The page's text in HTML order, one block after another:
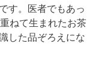
す。医者でもあっ
ねて生まれたお茶
した品ぞろえにな